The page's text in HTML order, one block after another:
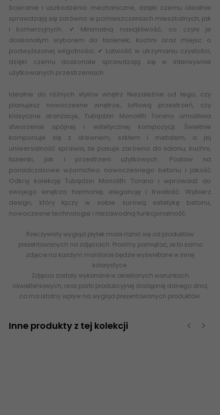
ścieranie i uszkodzenia mechaniczne, dzięki czemu idealnie
sprawdzają się zarówno w pomieszczeniach mieszkalnych, jak
i komercyjnych. ✔ Minimalną nasiąkliwość, co czyni je
doskonałym wyborem do łazienek, kuchni oraz miejsc o
podwyższonej wilgotności. ✔ Łatwość w utrzymaniu czystości,
dzięki czemu doskonale sprawdzają się w intensywnie
użytkowanych przestrzeniach.
Idealne do różnych stylów wnętrz Niezależnie od tego, czy
planujesz nowoczesne wnętrze, loftową przestrzeń, czy
klasyczne aranżacje, Tubądzin Monolith Torano umożliwia
stworzenie spójnej i estetycznej kompozycji. Świetnie
komponuje się z drewnem, szkłem i metalem, a jej
uniwersalność sprawia, że pasuje zarówno do salonu, kuchni,
łazienki, jak i przestrzeni użytkowych. Postaw na
ponadczasowewzornictwo nowoczesnego betonu i jakość
Odkryj kolekcję Tubądzin Monolith Torano i wprowadź do
swojego wnętrza harmonię, elegancję i trwałość. Wybierz
design, który łączy w sobie surową estetykę betonu,
nowoczesne technologie i niezawodną funkcjonalność.
Rzeczywisty wygląd płytek może różnić się od produktów
prezentowanych na zdjęciach. Prosimy pamiętać, że to samo
zdjęcie na każdym monitorze będzie wyświetlone w innej
kolorystyce.
Zdjęcia zostały wykonane w określonych warunkach
oświetleniowych, oraz partii produkcyjnej dostępnej danego dnia,
co ma istotny wpływ na wygląd prezentowanych produktów.
Inne produkty z tej kolekcji